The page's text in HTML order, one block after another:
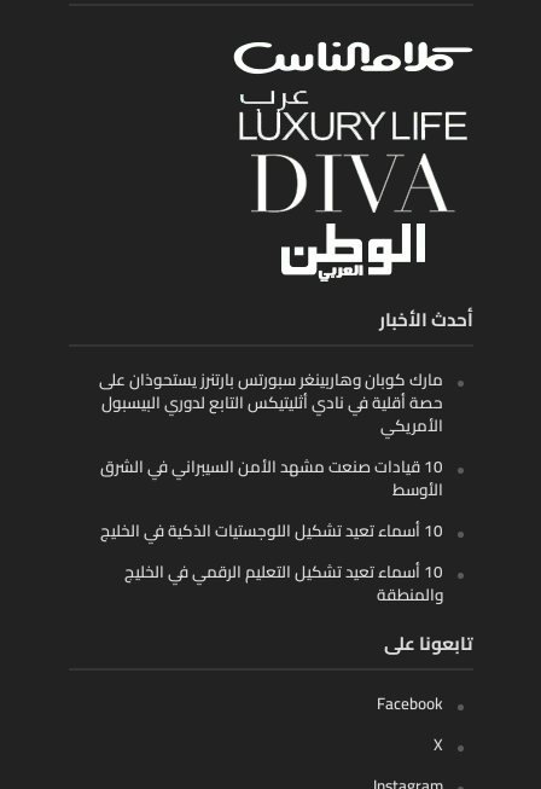
أحدث الأخبار
مارك كوبان وهاربينغر سبورتس بارتنرز يستحوذان على
حصة أقلية في نادي أثليتيكس التابع لدوري البيسبول
الأمريكي
10 قيادات صنعت مشهد الأمن السيبراني في الشرق
الأوسط
10 أسماء تعيد تشكيل اللوجستيات الذكية في الخليج
10 أسماء تعيد تشكيل التعليم الرقمي في الخليج
والمنطقة
تابعونا على
Facebook
X